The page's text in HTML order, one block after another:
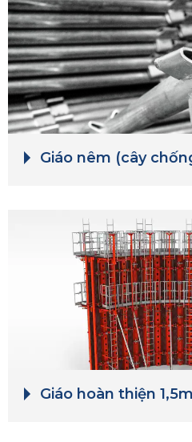
Giáo nêm (cây
Giáo hoàn thiện 1,5m